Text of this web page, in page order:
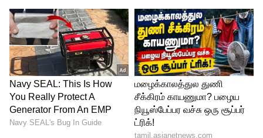
வாரங்கள் பயன்படுத்தினால், வெள்ளை முடி
மீண்டும் கருப்பாக மாறுவது
மட்டுமல்லாமல், முடி உதிர்தல், முடி வறட்சி,
பலவீனமான முடி போன்ற பிரச்சனைகளில்
இருந்து விடுதலை கிடைக்கும்.
மேலும் படிக்க...Sani Peyarchi: சனியின்
கருணையால் அடுத்த 6 மாதங்கள்..திடீர்